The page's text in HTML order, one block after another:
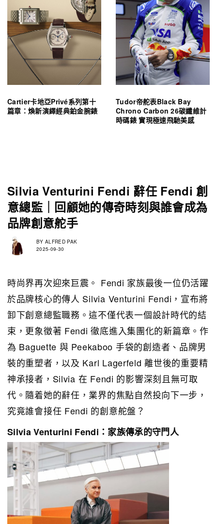
Cartier卡地亞Privé系列第十
篇章：煥新演繹經典鉑金腕錶
Tudor帝舵表Black Bay
Chrono Carbon 26碳纖維計
時碼錶 實現極速飛馳美感
Silvia Venturini Fendi 辭任 Fendi 創
意總監｜回顧她的傳奇時刻與誰會成為
品牌創意舵手
BY ALFRED PAK
2025-09-30
時尚界再次迎來巨震。 Fendi 家族最後一位仍活躍
於品牌核心的傳人 Silvia Venturini Fendi，宣布將
卸下創意總監職務。這不僅代表一個設計時代的結
束，更象徵著 Fendi 徹底進入集團化的新篇章。作
為 Baguette 與 Peekaboo 手袋的創造者、品牌男
裝的重塑者，以及 Karl Lagerfeld 離世後的重要精
神承接者，Silvia 在 Fendi 的影響深刻且無可取
代。隨着她的辭任，業界的焦點自然投向下一步，
究竟誰會接任 Fendi 的創意舵盤？
Silvia Venturini Fendi：家族傳承的守門人